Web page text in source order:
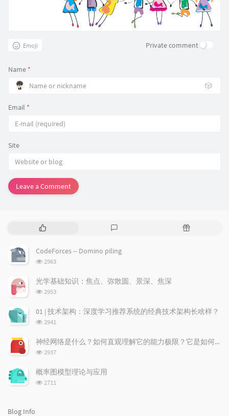
Emoji Private comment
Name *
🎲
Email *
Site
Leave a Comment
P
p
a
r
r
t
c
l
s
e
t
m
n
R
t
l
CodeForces -- Domino piling
浏
次
数:
2963
光学基础知识：焦点、弥散圆、景深、焦深
浏
次
数:
2953
01 | 技术架构：深度学习推荐系统的经典技术架构长啥样？
浏
次
数:
2941
神经网络是什么？如何直观理解它的能力极限？它是如何无限逼近真理？
浏
次
数:
2937
概率图模型理论与应用
浏
2711
Blog Info